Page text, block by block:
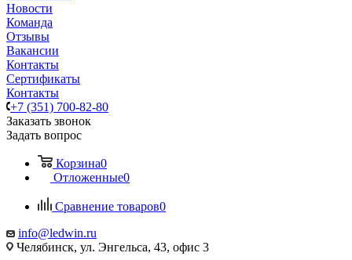
Новости
Команда
Отзывы
Вакансии
Контакты
Сертификаты
Контакты
+7 (351) 700-82-80
Заказать звонок
Задать вопрос
Корзина0
Отложенные0
Сравнение товаров0
info@ledwin.ru
Челябинск, ул. Энгельса, 43, офис 3